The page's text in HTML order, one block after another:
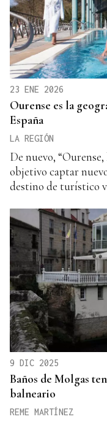
23 ENE 2026
Ourense es la
España
LA REGIÓN
De nuevo,
objetivo captar
destino de turístico
9 DIC 2025
Baños de Molgas
balneario
REME MARTÍNEZ